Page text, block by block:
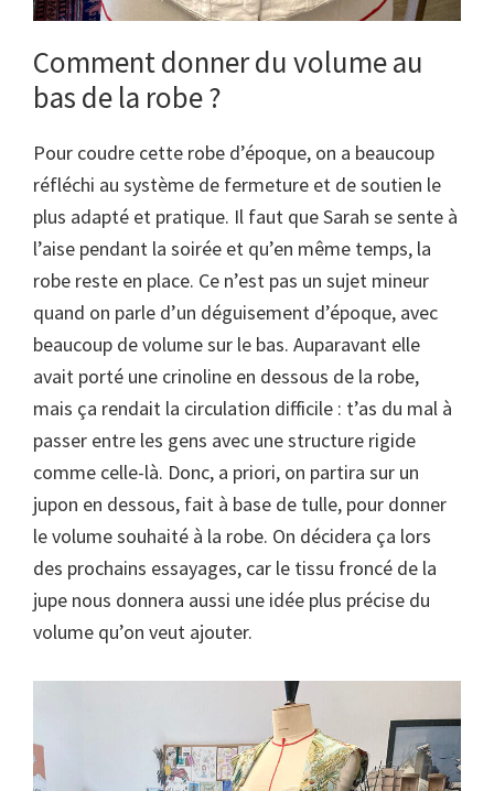
Comment donner du volume au
bas de la robe ?
Pour coudre cette robe d’époque, on a beaucoup
réfléchi au système de fermeture et de soutien le
plus adapté et pratique. Il faut que Sarah se sente à
l’aise pendant la soirée et qu’en même temps, la
robe reste en place. Ce n’est pas un sujet mineur
quand on parle d’un déguisement d’époque, avec
beaucoup de volume sur le bas. Auparavant elle
avait porté une crinoline en dessous de la robe,
mais ça rendait la circulation difficile : t’as du mal à
passer entre les gens avec une structure rigide
comme celle-là. Donc, a priori, on partira sur un
jupon en dessous, fait à base de tulle, pour donner
le volume souhaité à la robe. On décidera ça lors
des prochains essayages, car le tissu froncé de la
jupe nous donnera aussi une idée plus précise du
volume qu’on veut ajouter.